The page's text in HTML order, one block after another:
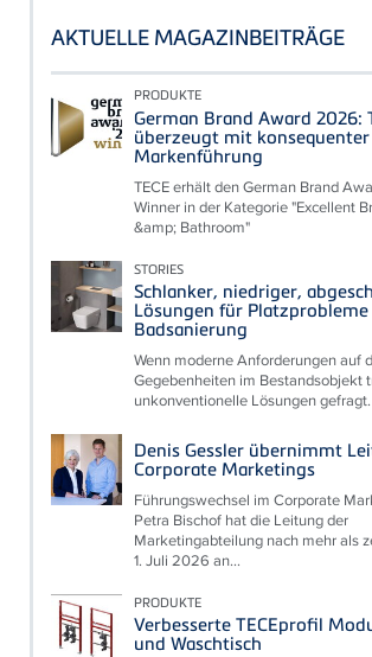
AKTUELLE MAGAZINBEITRÄGE
PRODUKTE
German Brand Award 2026:
überzeugt mit konsequenter
Markenführung
TECE erhält den German Brand
Winner in der Kategorie "Excellent
&amp; Bathroom"
STORIES
Schlanker, niedriger,
Lösungen für
Badsanierung
Wenn moderne Anforderungen auf
Gegebenheiten im Bestandsobjekt
unkonventionelle Lösungen gefragt.
Denis Gessler übernimmt
Corporate Marketings
Führungswechsel im Corporate
Petra Bischof hat die Leitung der
Marketingabteilung nach mehr als
1. Juli 2026 an...
PRODUKTE
Verbesserte TECEprofil
und Waschtisch